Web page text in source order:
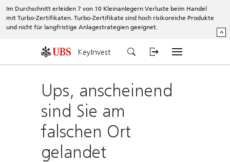
Im Durchschnitt erleiden 7 von 10 Kleinanlegern Verluste beim Handel
mit Turbo-Zertifikaten. Turbo-Zertifikate sind hoch risikoreiche Produkte
und nicht für langfristige Anlagestrategien geeignet.
^
KeyInvest
Ups, anscheinend
sind Sie am
falschen Ort
gelandet